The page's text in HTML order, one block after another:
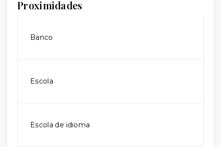
Proximidades
Banco
Escola
Escola de idioma